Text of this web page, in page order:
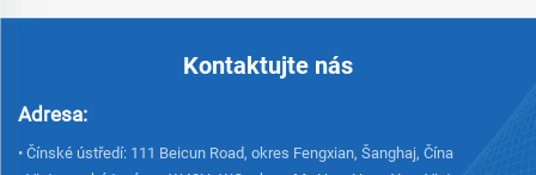
Kontaktujte nás
Adresa:
• Čínské ústředí: 111 Beicun Road, okres Fengxian, Šanghaj, Čína